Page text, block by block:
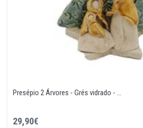
Presépio 2 Árvores - Grés vidrado - ...
29,90€